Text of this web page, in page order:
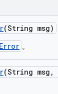
(String msg)
。
(String msg ,